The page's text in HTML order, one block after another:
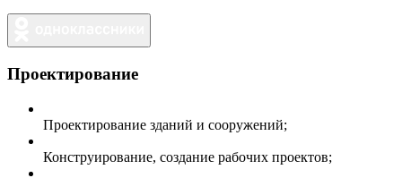
Проектирование
Проектирование зданий и сооружений;
Конструирование, создание рабочих проектов;